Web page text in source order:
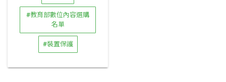
#教育部數位內容選購
名單
#裝置保護